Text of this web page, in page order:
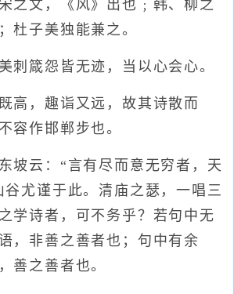
之文，《风》出也﹔韩、柳之
杜子美独能兼之。
箴怨皆无迹，当以心会心。
，趣诣又远，故其诗散而
容作邯郸步也。
云：“言有尽而意无穷者，天
谷尤谨于此。清庙之瑟，一唱三
学诗者，可不务乎？若句中无
，非善之善者也；句中有余
善之善者也。